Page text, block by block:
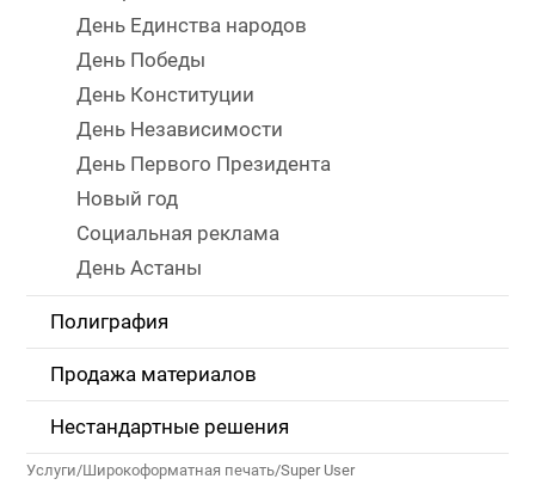
День Единства народов
День Победы
День Конституции
День Независимости
День Первого Президента
Новый год
Социальная реклама
День Астаны
Полиграфия
Продажа материалов
Нестандартные решения
Услуги/Широкоформатная печать/Super User